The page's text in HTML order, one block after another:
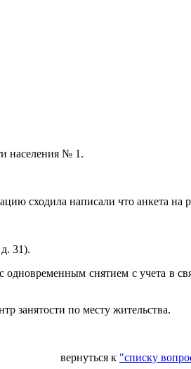
населения № 1.
сходила написали что анкета на
31).
снятием с учета в
занятости по месту жительства.
вернуться к "списку